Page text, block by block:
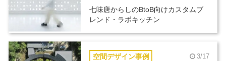
七味唐からしのBtoB向けカスタムブ
レンド・ラボキッチン
空間デザイン事例 3/17